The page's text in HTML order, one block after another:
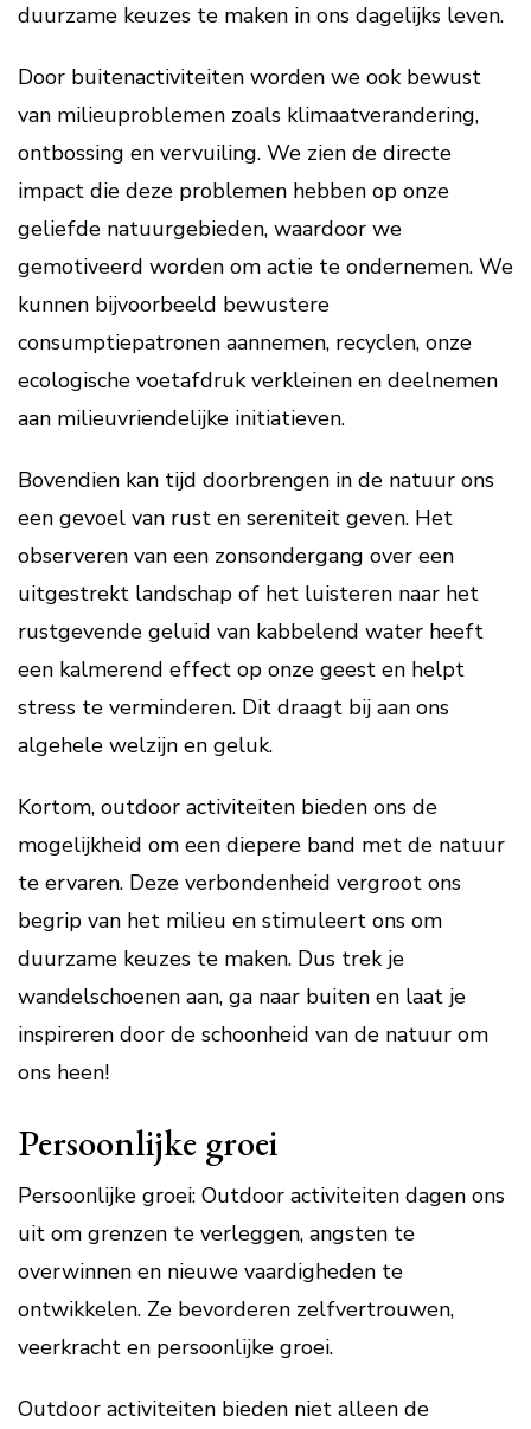
duurzame keuzes te maken in ons dagelijks leven.
Door buitenactiviteiten worden we ook bewust
van milieuproblemen zoals klimaatverandering,
ontbossing en vervuiling. We zien de directe
impact die deze problemen hebben op onze
geliefde natuurgebieden, waardoor we
gemotiveerd worden om actie te ondernemen. We
kunnen bijvoorbeeld bewustere
consumptiepatronen aannemen, recyclen, onze
ecologische voetafdruk verkleinen en deelnemen
aan milieuvriendelijke initiatieven.
Bovendien kan tijd doorbrengen in de natuur ons
een gevoel van rust en sereniteit geven. Het
observeren van een zonsondergang over een
uitgestrekt landschap of het luisteren naar het
rustgevende geluid van kabbelend water heeft
een kalmerend effect op onze geest en helpt
stress te verminderen. Dit draagt bij aan ons
algehele welzijn en geluk.
Kortom, outdoor activiteiten bieden ons de
mogelijkheid om een diepere band met de natuur
te ervaren. Deze verbondenheid vergroot ons
begrip van het milieu en stimuleert ons om
duurzame keuzes te maken. Dus trek je
wandelschoenen aan, ga naar buiten en laat je
inspireren door de schoonheid van de natuur om
ons heen!
Persoonlijke groei
Persoonlijke groei: Outdoor activiteiten dagen ons
uit om grenzen te verleggen, angsten te
overwinnen en nieuwe vaardigheden te
ontwikkelen. Ze bevorderen zelfvertrouwen,
veerkracht en persoonlijke groei.
Outdoor activiteiten bieden niet alleen de